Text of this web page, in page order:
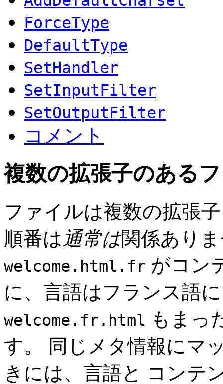
ForceType
DefaultType
SetHandler
SetInputFilter
SetOutputFilter
コメント
複数の拡張子のある
ファイルは複数の拡張
順番は通常は関係あり
welcome.html.fr がコン
に、言語はフランス語
welcome.fr.html もまっ
す。 同じメタ情報にマ
きには、言語と コンテ